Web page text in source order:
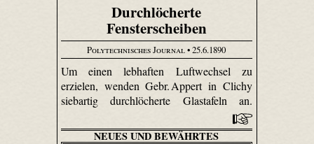
Durchlöcherte
Fensterscheiben
Polytechnisches Journal• 25.6.1890
Um einen lebhaften Luftwechsel zu
erzielen, wenden Gebr. Appert in Clichy
siebartig durchlöcherte Glastafeln an.
NEUES UND BEWÄHRTES